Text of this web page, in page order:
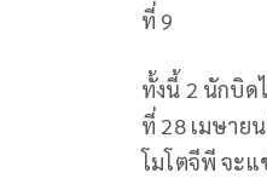
ที่ 9
ทั้งนี้ 2 นักบิด
ที่ 28เมษายน
โมโตจีพี จะแ